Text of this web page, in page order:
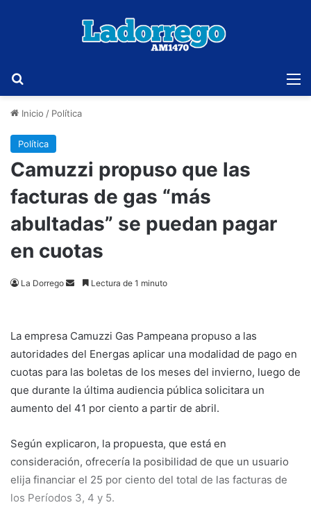
Inicio / Política
Política
Camuzzi propuso que las
facturas de gas “más
abultadas” se puedan pagar
en cuotas
La Dorrego
SendLectura de 1 minuto
La empresa Camuzzi Gas Pampeana propuso a las
autoridades del Energas aplicar una modalidad de pago en
cuotas para las boletas de los meses del invierno, luego de
que durante la última audiencia pública solicitara un
aumento del 41 por ciento a partir de abril.
Según explicaron, la propuesta, que está en
consideración, ofrecería la posibilidad de que un usuario
elija financiar el 25 por ciento del total de las facturas de
los Períodos 3, 4 y 5.